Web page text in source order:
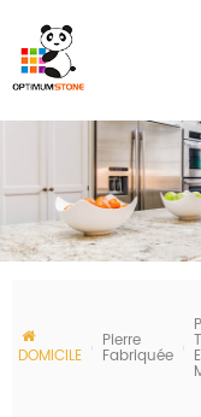
DOMICILE
Pierre
Fabriquée